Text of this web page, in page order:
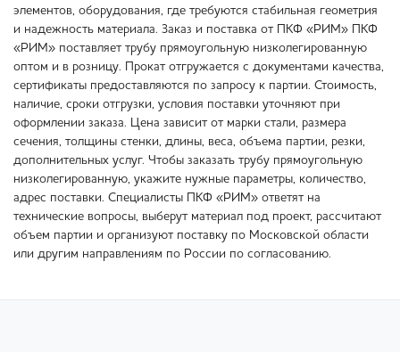
элементов, оборудования, где требуются стабильная геометрия
и надежность материала. Заказ и поставка от ПКФ «РИМ» ПКФ
«РИМ» поставляет трубу прямоугольную низколегированную
оптом и в розницу. Прокат отгружается с документами качества,
сертификаты предоставляются по запросу к партии. Стоимость,
наличие, сроки отгрузки, условия поставки уточняют при
оформлении заказа. Цена зависит от марки стали, размера
сечения, толщины стенки, длины, веса, объема партии, резки,
дополнительных услуг. Чтобы заказать трубу прямоугольную
низколегированную, укажите нужные параметры, количество,
адрес поставки. Специалисты ПКФ «РИМ» ответят на
технические вопросы, выберут материал под проект, рассчитают
объем партии и организуют поставку по Московской области
или другим направлениям по России по согласованию.